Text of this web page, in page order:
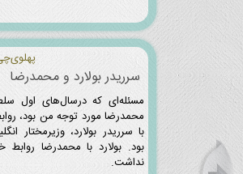
سرریدر بولارد و محمدرضا
مسئله‌ای که درسال‌های اول
محمدرضا مورد توجه من بود،
با سرریدر بولارد، وزیرمختار
بود. بولارد با محمدرضا روابط
نداشت.